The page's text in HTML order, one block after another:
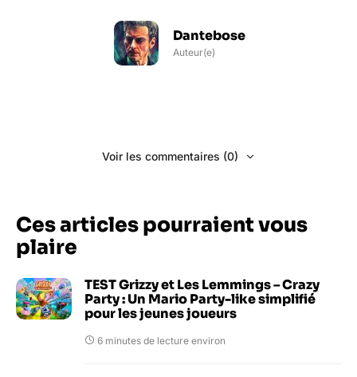
Dantebose
Auteur(e)
Voir les commentaires (0)
Ces articles pourraient vous
plaire
TEST Grizzy et Les Lemmings – Crazy
Party : Un Mario Party-like simplifié
pour les jeunes joueurs
6 minutes de lecture environ